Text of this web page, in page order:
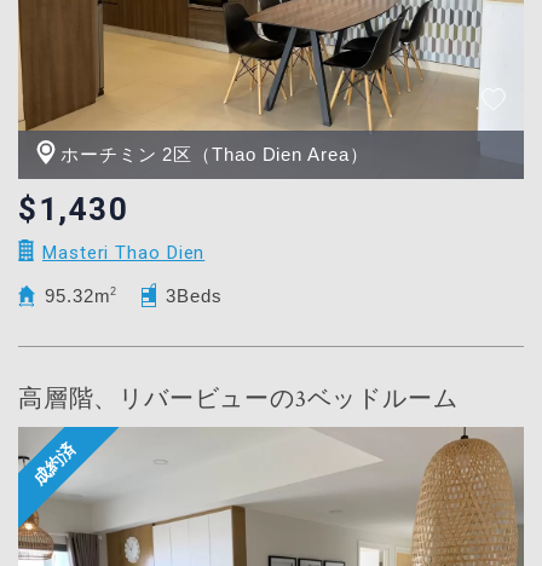
ホーチミン 2区（Thao Dien Area）
$1,430
Masteri Thao Dien
95.32m2 3Beds
高層階、リバービューの3ベッドルーム